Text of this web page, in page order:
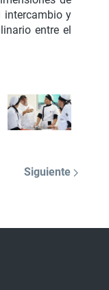
intercambio y
entre el
Siguiente